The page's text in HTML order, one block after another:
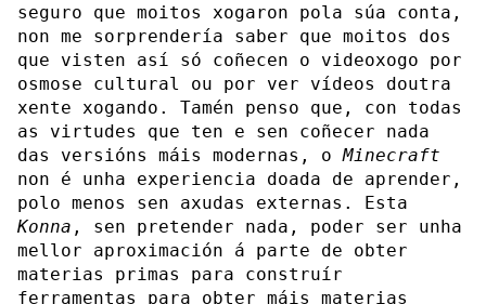
seguro que moitos xogaron pola súa conta,
non me sorprendería saber que moitos dos
que visten así só coñecen o videoxogo por
osmose cultural ou por ver vídeos doutra
xente xogando. Tamén penso que, con todas
as virtudes que ten e sen coñecer nada
das versións máis modernas, oMinecraft
non é unha experiencia doada de aprender,
polo menos sen axudas externas. Esta
Konna , sen pretender nada, poder ser unha
mellor aproximación á parte de obter
materias primas para construír
ferramentas para obter máis materias